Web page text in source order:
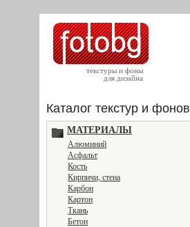
текстуры и фоны
для дизайна
Каталог текстур и фонов
МАТЕРИАЛЫ
Алюминий
Асфальт
Кость
Кирпичи, стена
Карбон
Картон
Ткань
Бетон